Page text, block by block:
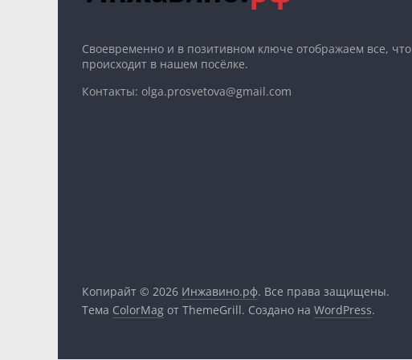
Cвоевременно и в позитивном ключе отображаем все, что
происходит в нашем посёлке.
Контакты: olga.prosvetova@gmail.com
Копирайт © 2026 Инжавино.рф. Все права защищены.
Тема ColorMag от ThemeGrill. Создано на WordPress.